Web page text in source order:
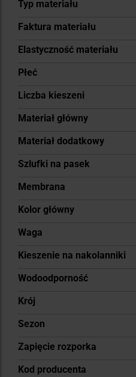
Typ materiału
Faktura materiału
Elastyczność materiału
Płeć
Liczba kieszeni
Materiał główny
Materiał dodatkowy
Szlufki na pasek
Membrana
Kolor główny
Waga
Kieszenie na nakolanniki
Wodoodporność
Krój
Sezon
Zapięcie rozporka
Kod producenta